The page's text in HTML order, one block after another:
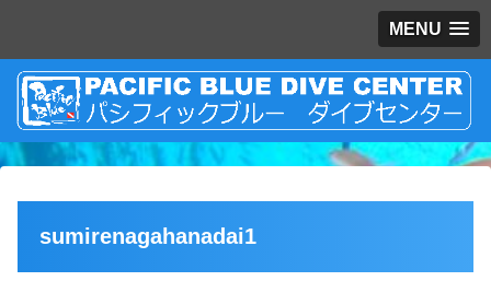
MENU
sumirenagahanadai1